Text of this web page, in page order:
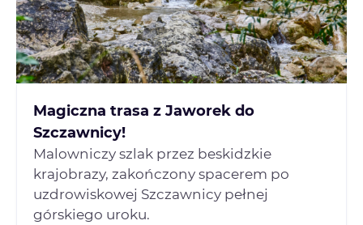
Magiczna trasa z Jaworek do
Szczawnicy!
Malowniczy szlak przez beskidzkie
krajobrazy, zakończony spacerem po
uzdrowiskowej Szczawnicy pełnej
górskiego uroku.